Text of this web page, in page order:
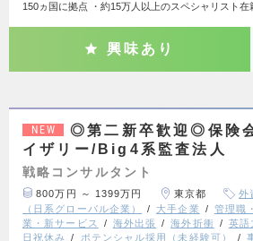
150ヵ国に拠点 ・約15万人以上のスペシャリスト在
興味あり
NEW
◎第二新卒歓迎◎保険
イザリー/Big4系監査法人
戦略コンサルタント
800万円 ～ 1399万円 東京都 外
（日系グローバル企業）
大手企業 管理職
業・新サービス
海外出張 海外折衝 英語
日祝休み
ポテンシャル採用（未経験可）